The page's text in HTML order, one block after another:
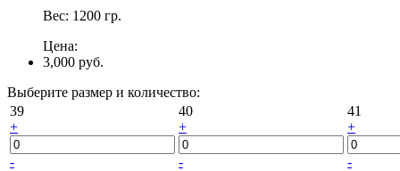
Вес: 1200 гр.
Цена:
3,000 руб.
Выберите размер и количество:
39
+
-
40
+
-
41
+
-